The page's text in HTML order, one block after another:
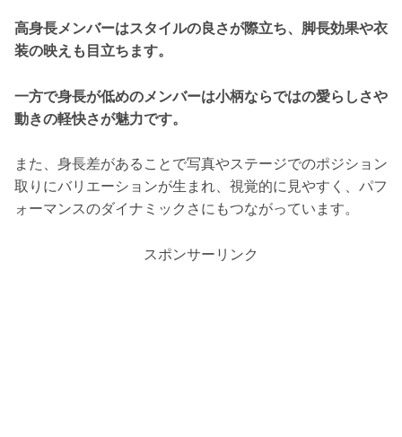
高身長メンバーはスタイルの良さが際立ち、脚長効果や衣
装の映えも目立ちます。
一方で身長が低めのメンバーは小柄ならではの愛らしさや
動きの軽快さが魅力です。
また、身長差があることで写真やステージでのポジション
取りにバリエーションが生まれ、視覚的に見やすく、パフ
ォーマンスのダイナミックさにもつながっています。
スポンサーリンク